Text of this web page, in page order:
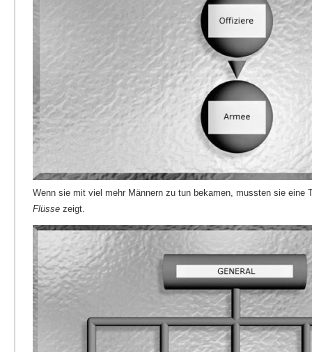
Wenn sie mit viel mehr Männern zu tun bekamen, mussten sie eine
Flüsse zeigt.